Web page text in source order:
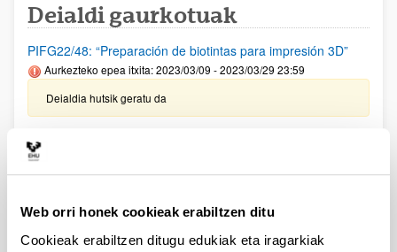
Web orri honek cookieak erabiltzen ditu
Cookieak erabiltzen ditugu edukiak eta iragarkiak
Deialdi gaurkotuak
PIFG22/48: “Preparación de biotintas para impresión 3D”
Aurkezteko epea itxita: 2023/03/09 - 2023/03/29 23:59
Deialdia hutsik geratu da
Garapen Iraunkorrerako 2030 Agenda sustatzeko eta
ezartzeko jarduerak egiteko dirulaguntzak-2023
Aurkezteko epea itxita: 2023/04/03 - 2023/04/16
Ekonomia eta Gizarte Kontseiluaren Ikerketa Saria, XXII.
deialdia
Aurkezteko epea itxita: 2023/03/29 - 2023/05/28 00:00